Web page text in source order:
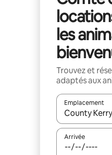
les
Trouvez et
adaptés aux
Emplacement
Quand les
Arrivée